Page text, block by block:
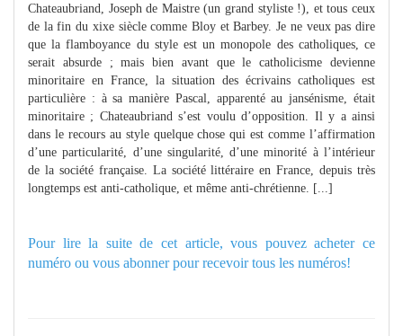
Chateaubriand, Joseph de Maistre (un grand styliste !), et tous ceux
de la fin du xixe siècle comme Bloy et Barbey. Je ne veux pas dire
que la flamboyance du style est un monopole des catholiques, ce
serait absurde ; mais bien avant que le catholicisme devienne
minoritaire en France, la situation des écrivains catholiques est
particulière : à sa manière Pascal, apparenté au jansénisme, était
minoritaire ; Chateaubriand s’est voulu d’opposition. Il y a ainsi
dans le recours au style quelque chose qui est comme l’affirmation
d’une particularité, d’une singularité, d’une minorité à l’intérieur
de la société française. La société littéraire en France, depuis très
longtemps est anti-catholique, et même anti-chrétienne. [...]
Pour lire la suite de cet article, vous pouvez acheter ce
numéro ou vous abonner pour recevoir tous les numéros!